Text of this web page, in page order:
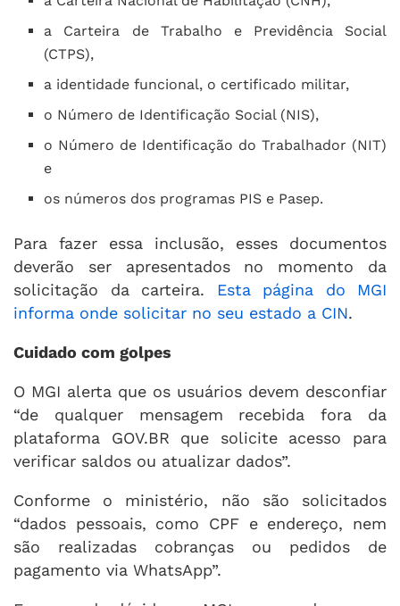
a Carteira de Trabalho e Previdência Social
(CTPS),
a identidade funcional, o certificado militar,
o Número de Identificação Social (NIS),
o Número de Identificação do Trabalhador (NIT)
e
os números dos programas PIS e Pasep.
Para fazer essa inclusão, esses documentos
deverão ser apresentados no momento da
solicitação da carteira.
Esta página do MGI
informa onde solicitar no seu estado a CIN.
Cuidado com golpes
O MGI alerta que os usuários devem desconfiar
“de qualquer mensagem recebida fora da
plataforma GOV.BR que solicite acesso para
verificar saldos ou atualizar dados”.
Conforme o ministério, não são solicitados
“dados pessoais, como CPF e endereço, nem
são realizadas cobranças ou pedidos de
pagamento via WhatsApp”.